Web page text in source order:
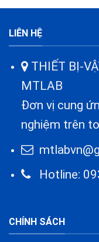
LIÊN HỆ
THIẾT BỊ-
MTLAB
Đơn vị cung
nghiệm trên
Hotline:
CHÍNH SÁCH